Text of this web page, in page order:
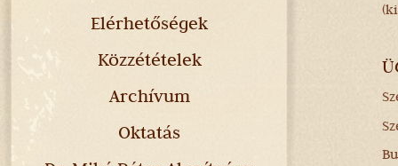
Elérhetőségek
Közzétételek
Archívum
Oktatás